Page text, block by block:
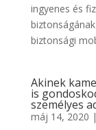
ingyenes és
biztonsági
Akinek
is
személyes
máj 14, 2020 |